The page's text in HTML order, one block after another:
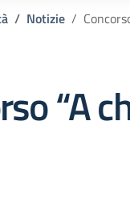
Notizie
“A